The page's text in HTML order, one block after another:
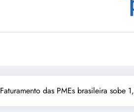
Faturamento das PMEs brasileira sobe